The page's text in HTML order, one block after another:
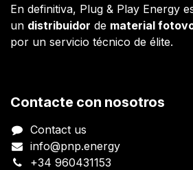
En definitiva, Plug & Play Energy
un distribuidor de material
por un servicio técnico de élite.
Contacte con nosotros
Contact us
info@pnp.energy
+34 960431153